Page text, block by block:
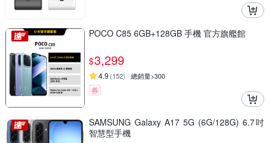
POCO C85 6GB+128GB 手機 官方旗艦館
$3,299
4.9 (152) 總銷量>300
券
SAMSUNG Galaxy A17 5G (6G/128G) 6.7吋
智慧型手機